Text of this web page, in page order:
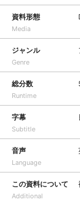
資料形態
Media
ジャンル
Genre
総分数
Runtime
字幕
Subtitle
音声
Language
この資料について
Additional